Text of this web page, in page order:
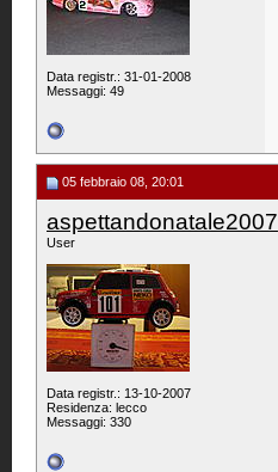
Data registr.: 31-01-2008
Messaggi: 49
05 febbraio 08, 20:01
aspettandonatale2007
User
Data registr.: 13-10-2007
Residenza: lecco
Messaggi: 330